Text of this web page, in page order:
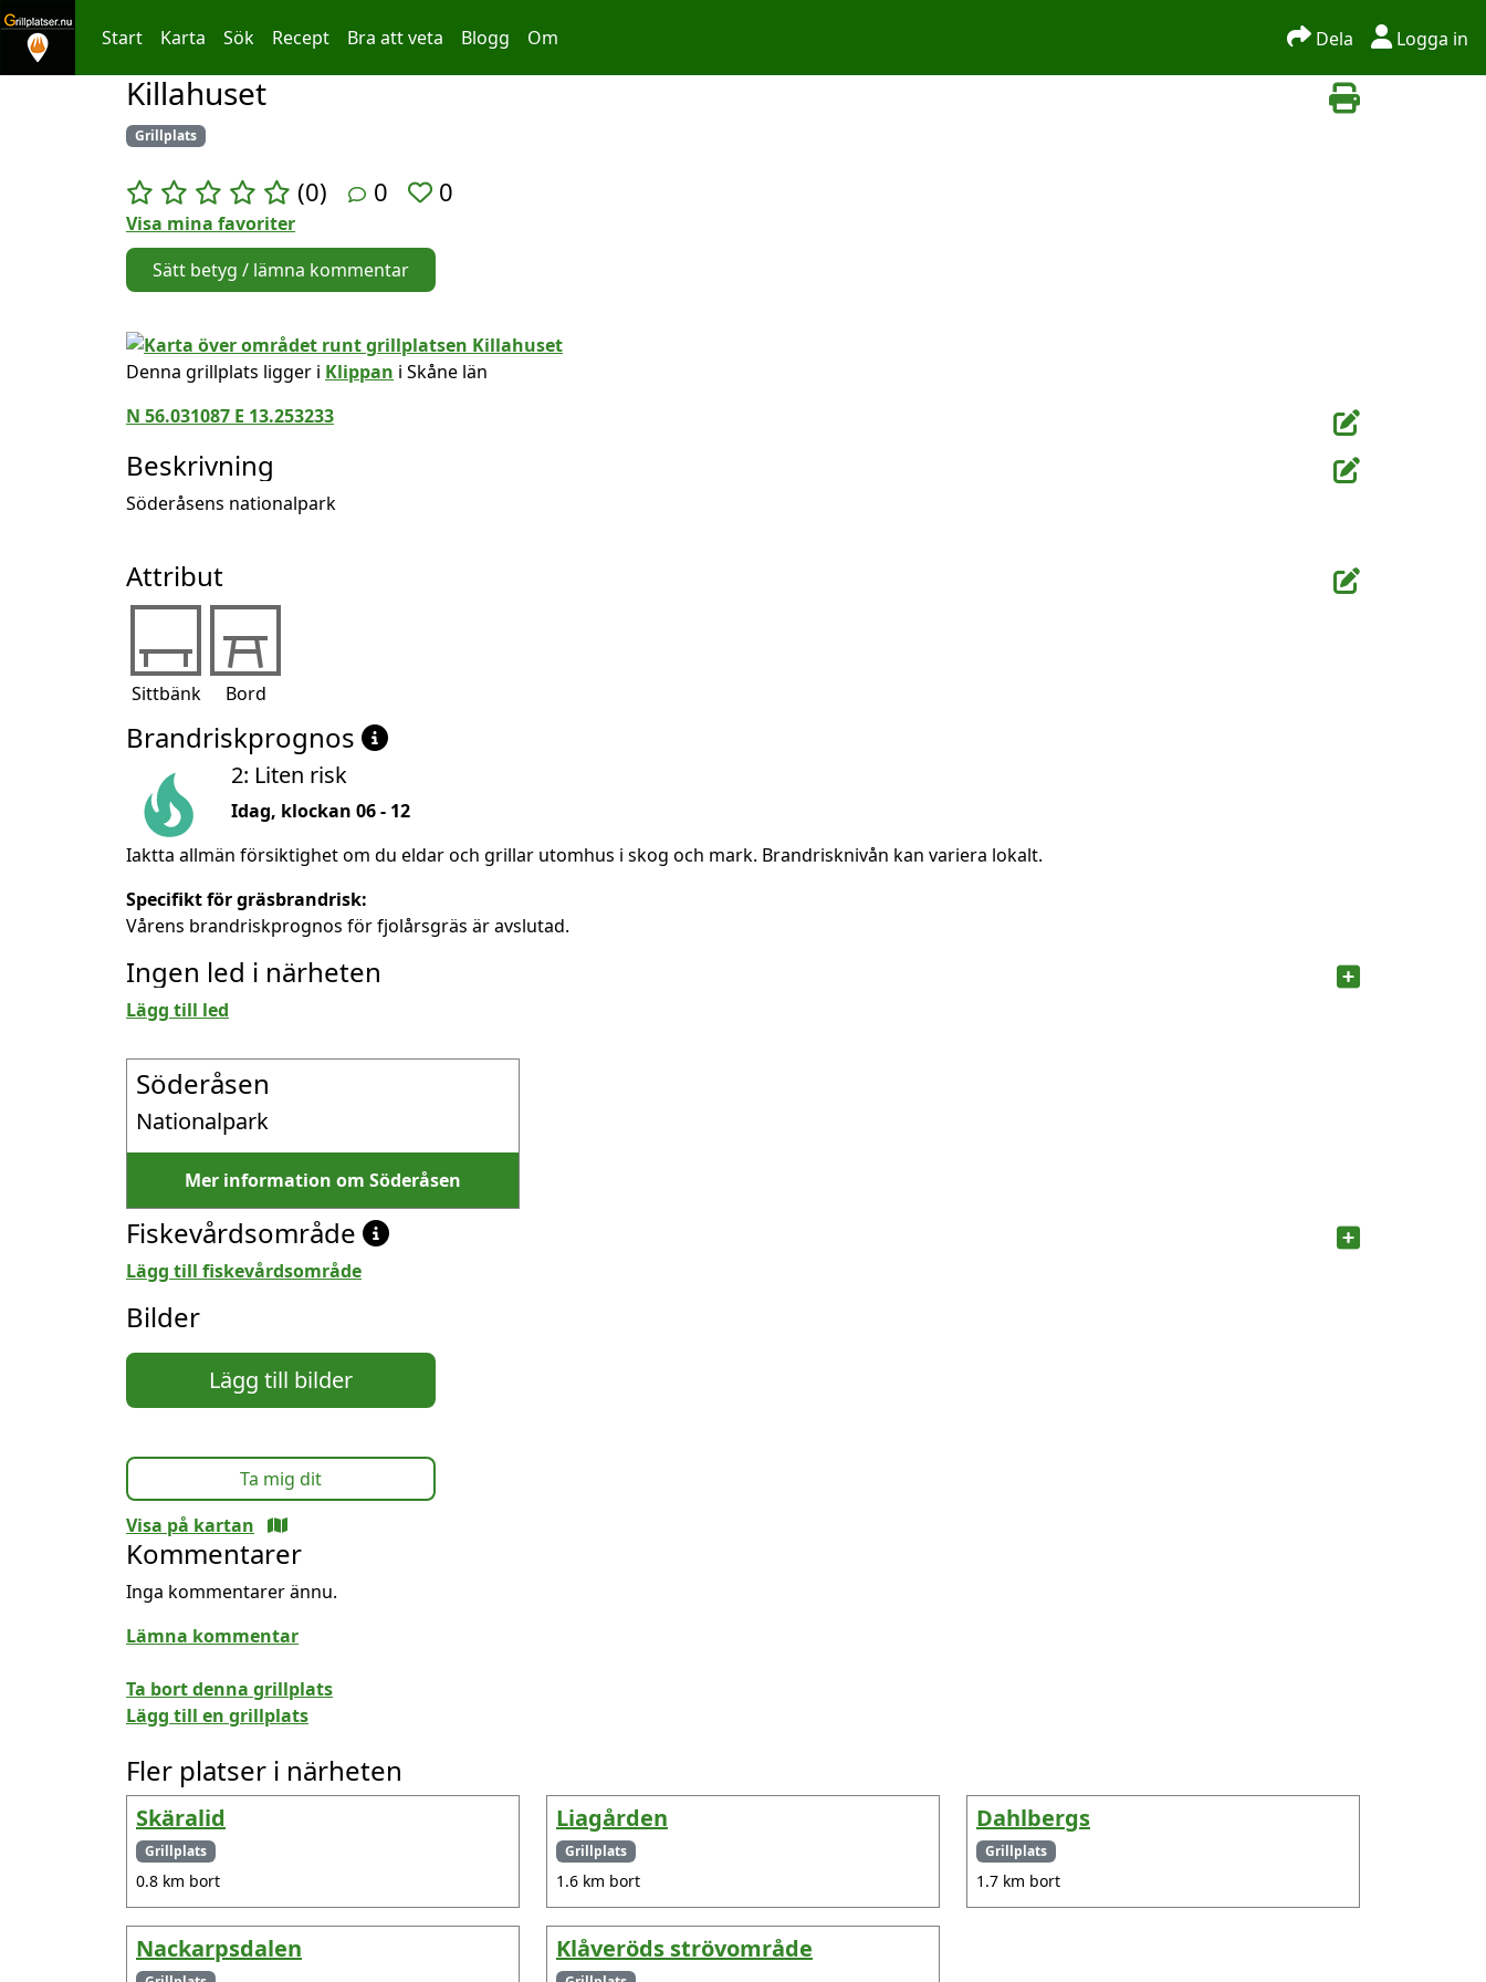
Hoppa till innehållet
Start Karta Sök Recept Bra att veta Blogg Om Dela Logga in
Killahuset
Grillplats
(0) 0 0
Visa mina favoriter
Sätt betyg / lämna kommentar
Denna grillplats ligger i Klippan i Skåne län
N 56.031087 E 13.253233
Beskrivning
Söderåsens nationalpark
Attribut
Sittbänk Bord
Brandriskprognos
2: Liten risk
Idag, klockan 06 - 12
Iaktta allmän försiktighet om du eldar och grillar utomhus i skog och mark. Brandrisknivån kan variera lokalt.
Specifikt för gräsbrandrisk:
Vårens brandriskprognos för fjolårsgräs är avslutad.
Ingen led i närheten
Lägg till led
Söderåsen
Nationalpark
Mer information om Söderåsen
Fiskevårdsområde
Lägg till fiskevårdsområde
Bilder
Lägg till bilder
Ta mig dit
Visa på kartan
Kommentarer
Inga kommentarer ännu.
Lämna kommentar
Ta bort denna grillplats
Lägg till en grillplats
Fler platser i närheten
Skäralid
Grillplats
0.8 km bort
Liagården
Grillplats
1.6 km bort
Dahlbergs
Grillplats
1.7 km bort
Nackarpsdalen Klåveröds strövområde